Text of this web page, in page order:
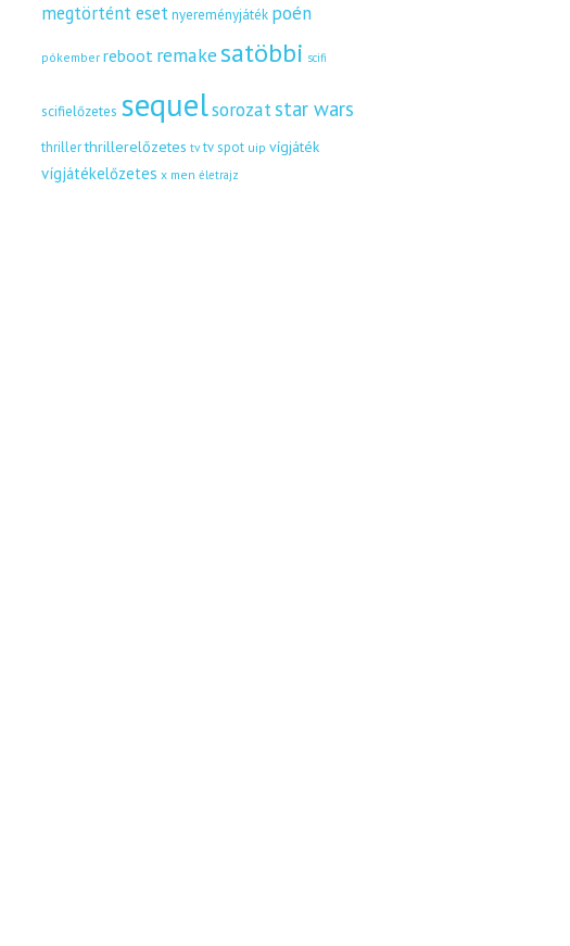
megtörtént esetnyereményjáték poén
pókember reboot remakesatöbbi scifi
scifielőzetes sequelsorozatstar wars
thrillerthrillerelőzetes tv tv spot uip vígjáték
vígjátékelőzetes x men életrajz